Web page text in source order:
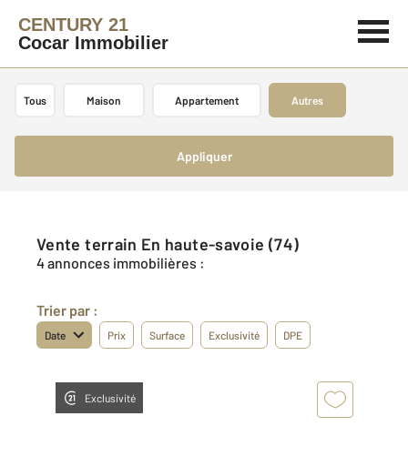
CENTURY 21
Cocar Immobilier
Tous Maison Appartement Autres
Appliquer
Vente terrain En haute-savoie (74)
4 annonces immobilières :
Trier par :
Date Prix Surface Exclusivité DPE
Exclusivité